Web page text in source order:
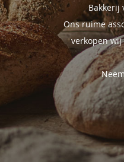
Bakkerij
Ons ruime
verkopen